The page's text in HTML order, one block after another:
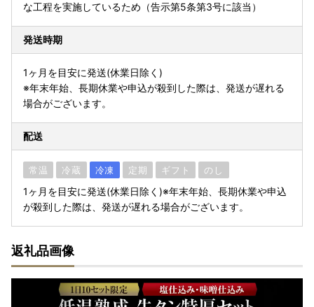
な工程を実施しているため（告示第5条第3号に該当）
発送時期
1ヶ月を目安に発送(休業日除く)
※年末年始、長期休業や申込が殺到した際は、発送が遅れる
場合がございます。
配送
常温 冷蔵 冷凍 定期 ギフト のし
1ヶ月を目安に発送(休業日除く)※年末年始、長期休業や申込
が殺到した際は、発送が遅れる場合がございます。
返礼品画像